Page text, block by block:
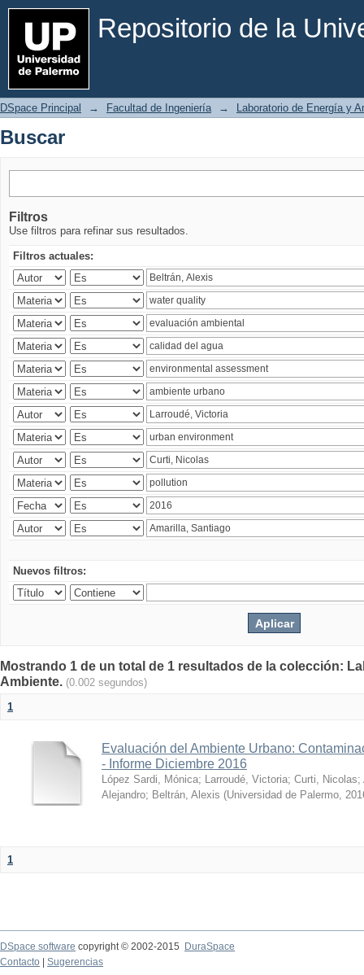
Repositorio de la
Buscar
DSpace Principal → Facultad de Ingeniería → Laboratorio de Energía y
Buscar
Filtros
Use filtros para refinar sus resultados.
Filtros actuales:
Nuevos filtros:
Mostrando 1 de un total de 1 resultados de la colección:
Ambiente. (0.002 segundos)
1
Evaluación del Ambiente Urbano:
- Informe Diciembre 2016
López Sardi, Mónica; Larroudé, Victoria; Curti, Nicolas;
Alejandro; Beltrán, Alexis (Universidad de Palermo,
1
DSpace software copyright © 2002-2015
DuraSpace
Contacto
Sugerencias